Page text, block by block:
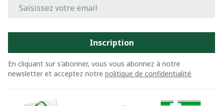
Inscription
En cliquant sur s'abonner, vous vous abonnez à notre
newsletter et acceptez notre politique de confidentialité.